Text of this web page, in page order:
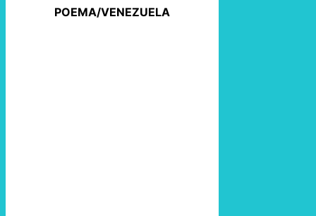
POEMA/VENEZUELA